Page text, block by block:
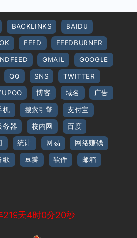
BACKLINKS BAIDU
FEED FEEDBURNER
GMAIL GOOGLE
QQ SNS TWITTER
博客 域名 广告
机 搜索引擎 支付宝
务器 校内网 百度
统计 网易 网络赚钱
歌 豆瓣 软件 邮箱
219天4时0分21秒